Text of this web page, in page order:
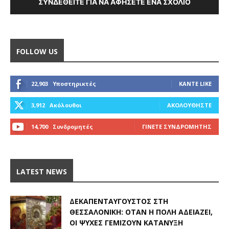
ΣΥΝΔΕΘΕΊΤΕ ΓΙΑ ΝΑ ΑΦΉΣΕΤΕ ΈΝΑ ΣΧΌΛΙΟ
FOLLOW US
22,903 Υποστηρικτές ΚΆΝΤΕ LIKE
3,912 Ακόλουθοι ΑΚΟΛΟΥΘΉΣΤΕ
14,700 Συνδρομητές ΓΊΝΕΤΕ ΣΥΝΔΡΟΜΗΤΉΣ
LATEST NEWS
ΔΕΚΑΠΕΝΤΑΎΓΟΥΣΤΟΣ ΣΤΗ
ΘΕΣΣΑΛΟΝΊΚΗ: ΌΤΑΝ Η ΠΌΛΗ ΑΔΕΙΆΖΕΙ,
ΟΙ ΨΥΧΈΣ ΓΕΜΊΖΟΥΝ ΚΑΤΆΝΥΞΗ